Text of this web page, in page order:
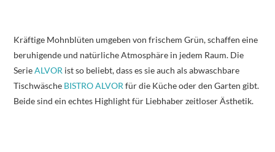
Kräftige Mohnblüten umgeben von frischem Grün, schaffen eine
beruhigende und natürliche Atmosphäre in jedem Raum. Die
SerieALVOR ist so beliebt, dass es sie auch als abwaschbare
Tischwäsche BISTRO ALVORfür die Küche oder den Garten gibt.
Beide sind ein echtes Highlight für Liebhaber zeitloser Ästhetik.